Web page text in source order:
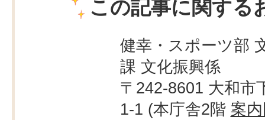
この記事に関する
健幸・スポーツ部
課 文化振興係
〒242-8601 大和市
1-1 (本庁舎2階 案